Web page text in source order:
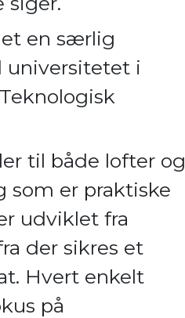
en særlig
i
til både lofter og
er praktiske
udviklet fra
der sikres et
Hvert enkelt
på